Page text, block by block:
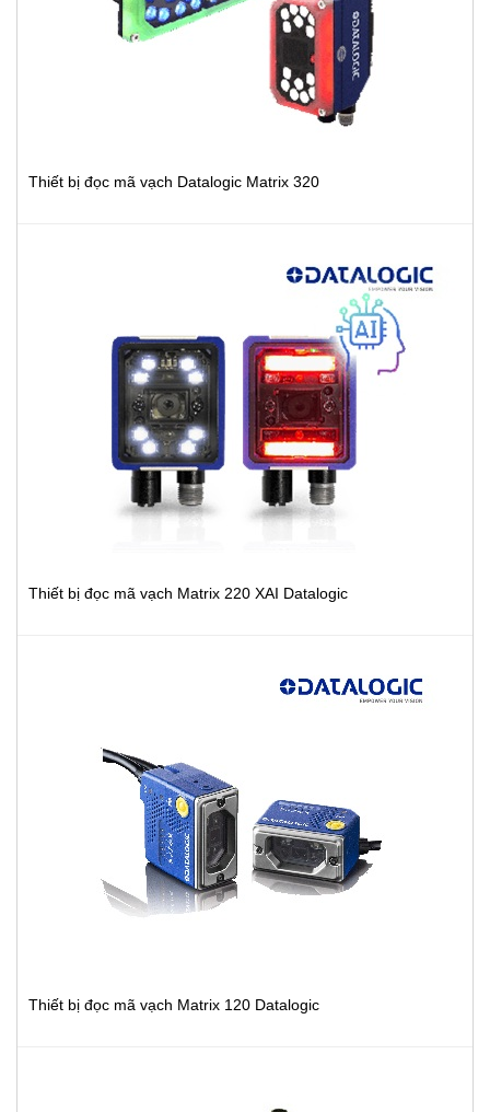
Thiết bị đọc mã vạch Datalogic Matrix 320
Thiết bị đọc mã vạch Matrix 220 XAI Datalogic
Thiết bị đọc mã vạch Matrix 120 Datalogic